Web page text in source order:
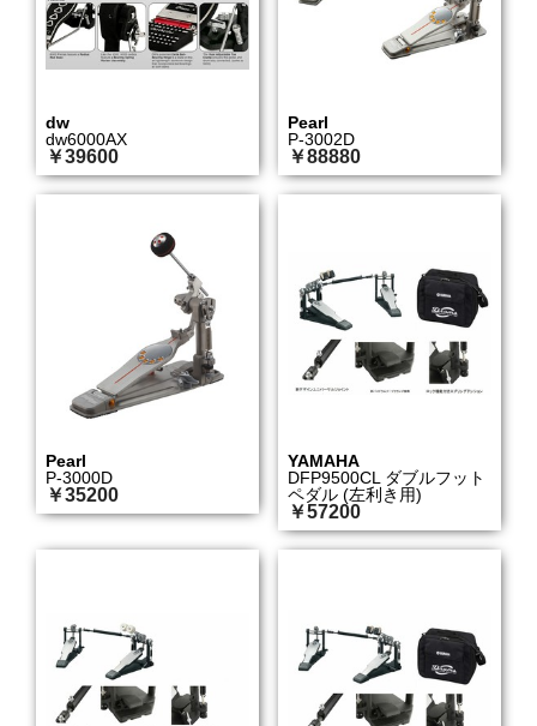
dw
dw6000AX
￥39600
Pearl
P-3002D
￥88880
Pearl
P-3000D
￥35200
YAMAHA
DFP9500CL ダブルフット
ペダル (左利き用)
￥57200